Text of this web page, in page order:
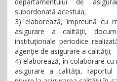
subordonată acestuia;
3) elaborează, împreună cu
asigurare a calităţii,
instituţionale periodice
agenţie de asigurare a calităţii;
4) elaborează, în colaborare
asigurare a calităţii,